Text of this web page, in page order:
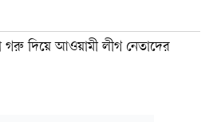
গরু দিয়ে আওয়ামী লীগ নেতাদের